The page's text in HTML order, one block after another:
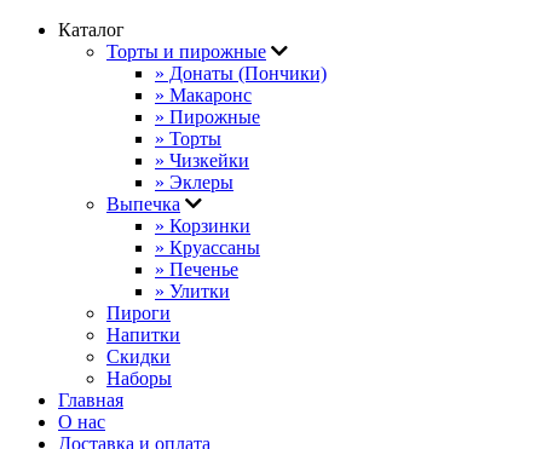
Каталог
Торты и пирожные
» Донаты (Пончики)
» Макаронс
» Пирожные
» Торты
» Чизкейки
» Эклеры
Выпечка
» Корзинки
» Круассаны
» Печенье
» Улитки
Пироги
Напитки
Скидки
Наборы
Главная
О нас
Доставка и оплата